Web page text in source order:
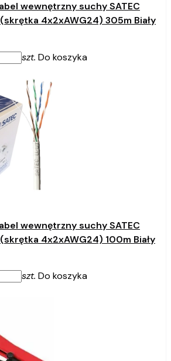
wewnętrzny suchy SATEC
4x2xAWG24) 305m Biały
szt. Do koszyka
wewnętrzny suchy SATEC
4x2xAWG24) 100m Biały
szt. Do koszyka